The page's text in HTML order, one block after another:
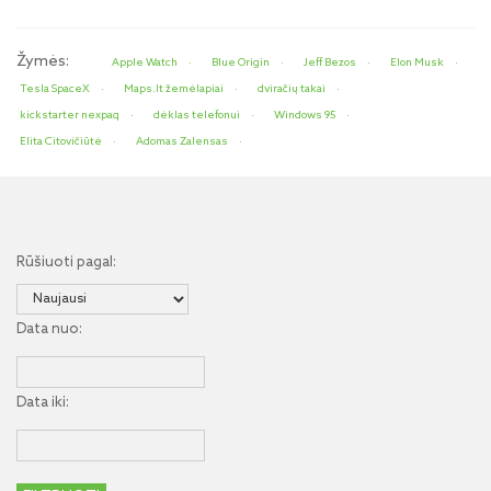
Žymės: Apple Watch Blue Origin Jeff Bezos
Elon Musk
Tesla SpaceX
Maps.lt žemėlapiai
dviračių takai
kickstarter nexpaq
dėklas telefonui
Windows 95
Elita Citovičiūtė
Adomas Zalensas
Rūšiuoti pagal:
Data nuo:
Data iki: